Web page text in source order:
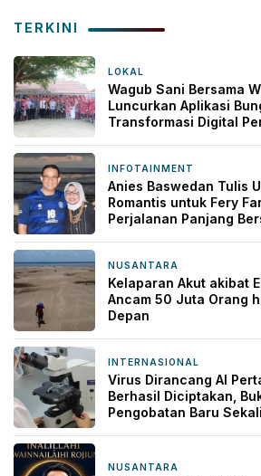
TERKINI
LOKAL
Wagub Sani Bersama
Luncurkan Aplikasi
Transformasi Digital
INFOTAINMENT
Anies Baswedan Tulis
Romantis untuk Fery
Perjalanan Panjang
NUSANTARA
Kelaparan Akut akibat
Ancam 50 Juta Orang
Depan
INTERNASIONAL
Virus Dirancang AI
Berhasil Diciptakan,
Pengobatan Baru
NUSANTARA